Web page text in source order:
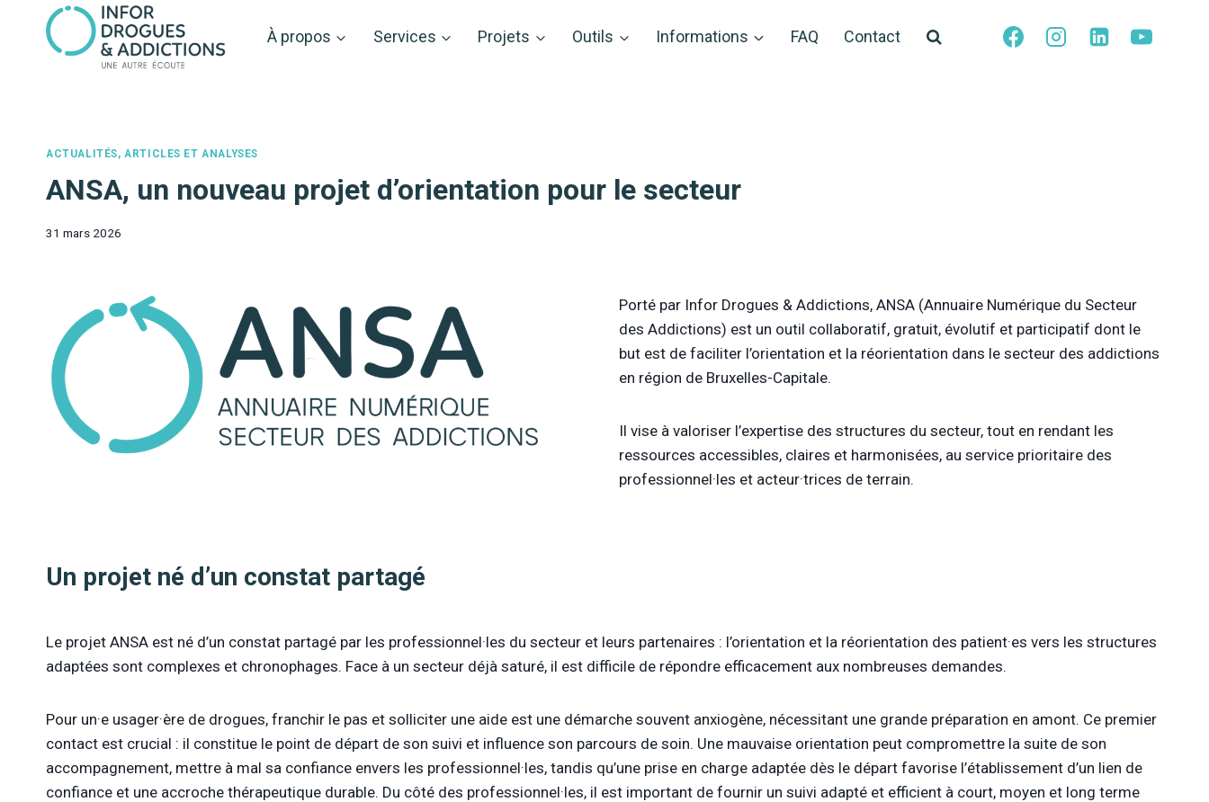
À propos Services Projets Outils Informations FAQ Contact
ACTUALITÉS, ARTICLES ET ANALYSES
ANSA, un nouveau projet d’orientation pour le secteur
31 mars 2026
Porté par Infor Drogues & Addictions, ANSA (Annuaire Numérique du Secteur
des Addictions) est un outil collaboratif, gratuit, évolutif et participatif dont le
but est de faciliter l’orientation et la réorientation dans le secteur des addictions
en région de Bruxelles-Capitale.
Il vise à valoriser l’expertise des structures du secteur, tout en rendant les
ressources accessibles, claires et harmonisées, au service prioritaire des
professionnel·les et acteur·trices de terrain.
Un projet né d’un constat partagé
Le projet ANSA est né d’un constat partagé par les professionnel·les du secteur et leurs partenaires : l’orientation et la réorientation des patient·es vers les structures
adaptées sont complexes et chronophages. Face à un secteur déjà saturé, il est difficile de répondre efficacement aux nombreuses demandes.
Pour un·e usager·ère de drogues, franchir le pas et solliciter une aide est une démarche souvent anxiogène, nécessitant une grande préparation en amont. Ce premier
contact est crucial : il constitue le point de départ de son suivi et influence son parcours de soin. Une mauvaise orientation peut compromettre la suite de son
accompagnement, mettre à mal sa confiance envers les professionnel·les, tandis qu’une prise en charge adaptée dès le départ favorise l’établissement d’un lien de
confiance et une accroche thérapeutique durable. Du côté des professionnel·les, il est important de fournir un suivi adapté et efficient à court, moyen et long terme